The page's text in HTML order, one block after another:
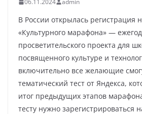
06.11.2024 admin
В России открылась регистрация
«Культурного марафона» —
просветительского проекта для
посвященного культуре и
включительно все желающие
тематический тест от Яндекса,
итог предыдущих этапов
тесту нужно зарегистрироваться